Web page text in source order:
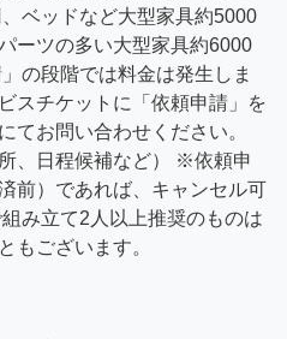
ベッドなど大型家具約5000
ーツの多い大型家具約6000
の段階では料金は発生しま
スチケットに「依頼申請」を
てお問い合わせください。
、日程候補など） ※依頼申
前）であれば、キャンセル可
み立て2人以上推奨のものは
もございます。